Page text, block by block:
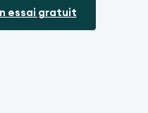
essai gratuit